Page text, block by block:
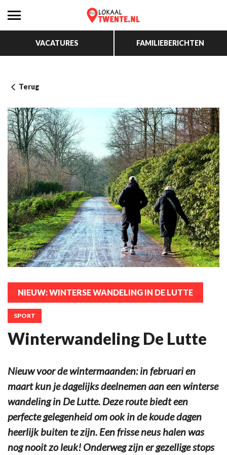
VACATURES FAMILIEBERICHTEN
Terug
NIEUW: WINTERSE WANDELING IN DE LUTTE
SPORT
Winterwandeling De Lutte
Nieuw voor de wintermaanden: in februari en
maart kun je dagelijks deelnemen aan een winterse
wandeling in De Lutte. Deze route biedt een
perfecte gelegenheid om ook in de koude dagen
heerlijk buiten te zijn. Een frisse neus halen was
nog nooit zo leuk! Onderweg zijn er gezellige stops